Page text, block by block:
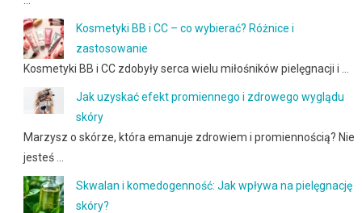
Kosmetyki BB i CC – co wybierać? Różnice i
zastosowanie
Kosmetyki BB i CC zdobyły serca wielu miłośników pielęgnacji i …
Jak uzyskać efekt promiennego i zdrowego wyglądu
skóry
Marzysz o skórze, która emanuje zdrowiem i promiennością? Nie
jesteś …
Skwalan i komedogenność: Jak wpływa na pielęgnację
skóry?